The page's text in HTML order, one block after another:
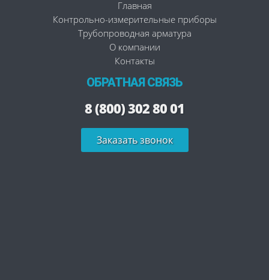
Главная
Контрольно-измерительные приборы
Трубопроводная арматура
О компании
Контакты
ОБРАТНАЯ СВЯЗЬ
8 (800) 302 80 01
Заказать звонок